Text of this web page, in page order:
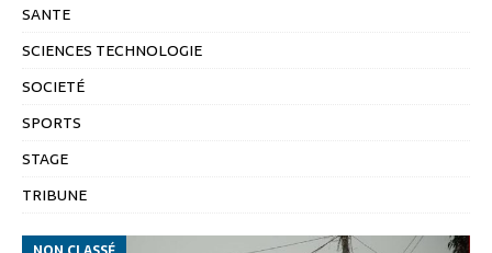
SANTE
SCIENCES TECHNOLOGIE
SOCIETÉ
SPORTS
STAGE
TRIBUNE